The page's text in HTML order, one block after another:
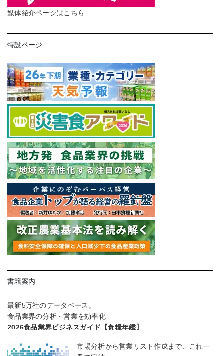
媒体紹介ページはこちら
特設ページ
書籍案内
最新5万社のデータベース。
食品業界の分析・営業を効率化
2026食品業界ビジネスガイド【食糧年鑑】
市場分析から営業リスト作成まで、これ一